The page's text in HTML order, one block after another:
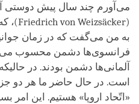
می‌آورم چند سال پیش دوستی
(
Friedrich von Weizsäcker)،
به من می‌گفت که در زمان
فرانسوی‌ها دشمن محسوب
آلمانی‌ها دشمن بودند. در
است. در حال حاضر ما هر دو
«اتّحاد اروپا» هستیم. این